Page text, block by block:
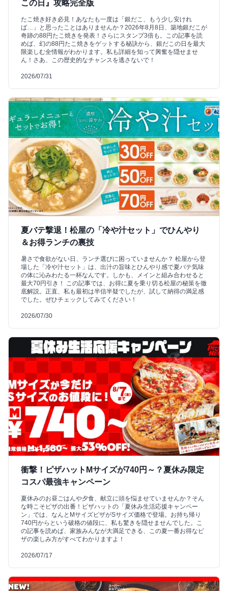
この日』攻略完全版
たこ焼き好き必見！あなたも一度は「銀だこ、もう少し安けれ
ば…」と思ったことはありませんか？2026年8月8日、築地銀だこが
奇跡の88円たこ焼きを発表！さらにスタンプ3倍も。この記事を読
めば、幻の88円たこ焼きをゲットする秘訣から、銀だこの日を最大
限楽しむ全情報がわかります。私も詳細を知って興奮を隠せませ
ん！さあ、この歴史的なチャンスを逃さないで！
2026/07/31
夏バテ撃退！松屋の「冷や汁セット」でひんやり
＆お得ランチの裏技
暑さで食欲がない日、ランチ選びに困っていませんか？ 松屋から登
場した「冷や汁セット」は、出汁の旨味とひんやり感で夏バテ気味
の体に沁みわたる一杯なんです。しかも、メインと組み合わせると
最大70円引き！ この記事では、お得に夏を乗り切る松屋の秘策を徹
底解説。正直、私も最初は半信半疑でしたが、試して納得の満足感
でした。ぜひチェックしてみてください！
2026/07/30
衝撃！ピザハットMサイズが740円～？夏休み限定
コスパ最強キャンペーン
夏休みのお昼ごはんや夕食、献立に頭を悩ませていませんか？そん
な時こそピザの出番！ピザハットの「夏休み生活応援キャンペー
ン」では、なんとMサイズピザがSサイズ価格で登場。お持ち帰り
740円からという破格の値段に、私も驚きを隠せませんでした。こ
の記事を読めば、家族みんなが大満足できる、この夏一番お得なピ
ザの楽しみ方がすべてわかりますよ！
2026/07/17